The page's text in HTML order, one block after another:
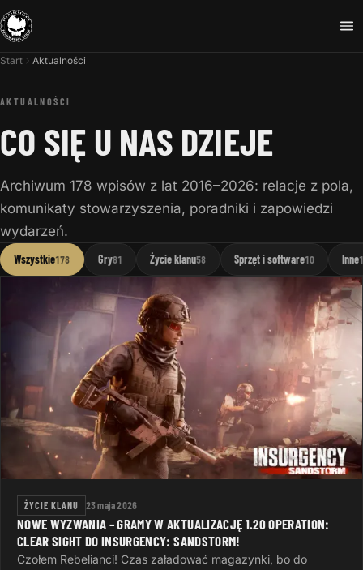
Start Aktualności
AKTUALNOŚCI
CO SIĘ U NAS DZIEJE
Archiwum 178 wpisów z lat 2016–2026: relacje z pola,
komunikaty stowarzyszenia, poradniki i zapowiedzi
wydarzeń.
Wszystkie178 Gry81 Życie klanu58 Sprzęt i software10 Inne
ŻYCIE KLANU 23 maja 2026
NOWE WYZWANIA – GRAMY W AKTUALIZACJĘ 1.20 OPERATION:
CLEAR SIGHT DO INSURGENCY: SANDSTORM!
Czołem Rebelianci! Czas załadować magazynki, bo do